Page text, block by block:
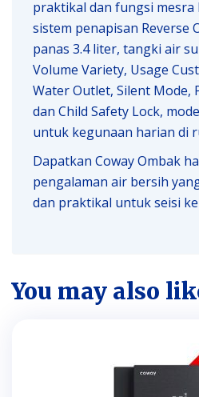
praktikal dan fungsi mesra
sistem penapisan Reverse
panas 3.4 liter, tangki air
Volume Variety, Usage
Water Outlet, Silent Mode,
dan Child Safety Lock,
untuk kegunaan harian di
Dapatkan Coway Ombak
pengalaman air bersih
dan praktikal untuk seisi
You may also